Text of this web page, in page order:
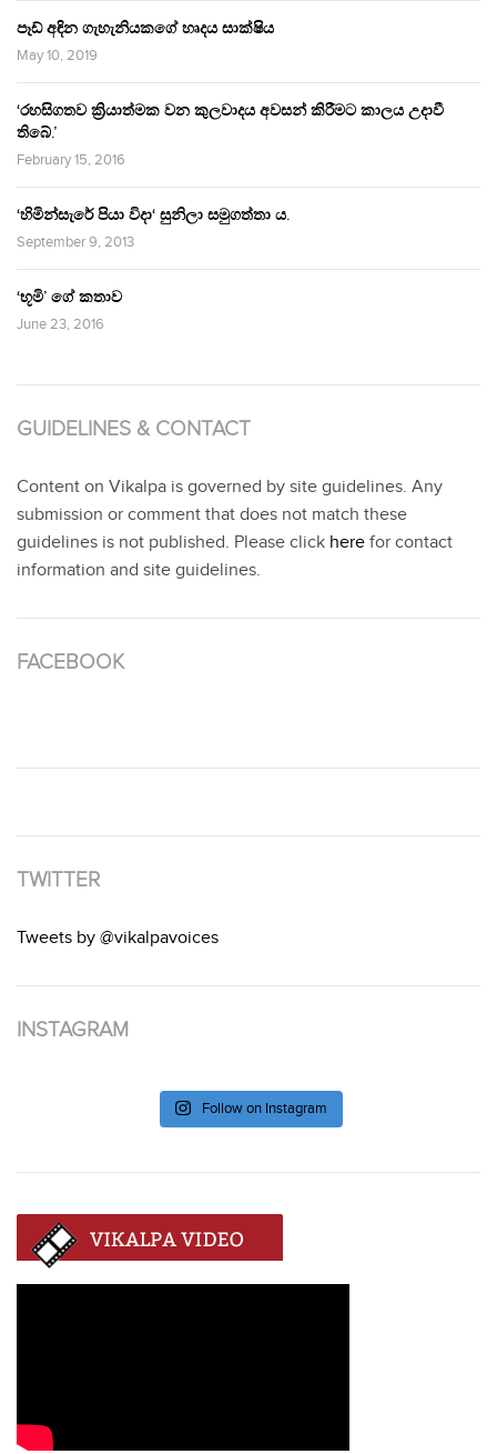
පෑඩ් අඳින ගැහැනියකගේ හෘදය සාක්ෂිය
May 10, 2019
‘රහසිගතව ක්‍රියාත්මක වන කුලවාදය අවසන් කිරීමට කාලය උදාවී
තිබේ.’
February 15, 2016
‘හිමින්සැරේ පියා විදා‘ සුනිලා සමුගත්තා ය.
September 9, 2013
‘භූමි’ ගේ කතාව
June 23, 2016
GUIDELINES & CONTACT
Content on Vikalpa is governed by site guidelines. Any
submission or comment that does not match these
guidelines is not published. Please click here for contact
information and site guidelines.
FACEBOOK
TWITTER
Tweets by @vikalpavoices
INSTAGRAM
Follow on Instagram